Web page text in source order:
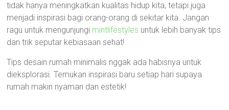
tidak hanya meningkatkan kualitas hidup kita, tetapi juga
menjadi inspirasi bagi orang-orang di sekitar kita. Jangan
ragu untuk mengunjungi mintlifestyles untuk lebih banyak tips
dan trik seputar kebiasaan sehat!
Tips desain rumah minimalis nggak ada habisnya untuk
dieksplorasi. Temukan inspirasi baru setiap hari supaya
rumah makin nyaman dan estetik!